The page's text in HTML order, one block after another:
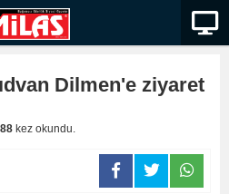
Dilmen'e ziyaret
kez okundu.